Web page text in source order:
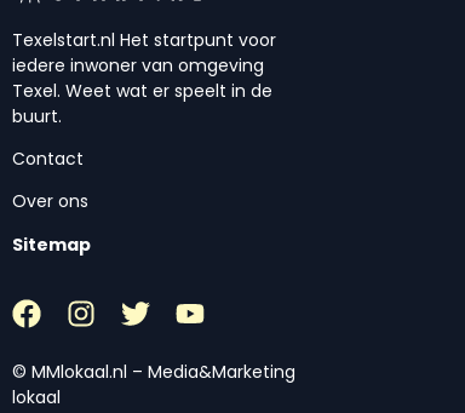
Texelstart.nl Het startpunt voor
iedere inwoner van omgeving
Texel. Weet wat er speelt in de
buurt.
Contact
Over ons
Sitemap
© MMlokaal.nl – Media&Marketing
lokaal